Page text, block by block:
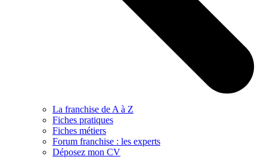
La franchise de A à Z
Fiches pratiques
Fiches métiers
Forum franchise : les experts
Déposez mon CV